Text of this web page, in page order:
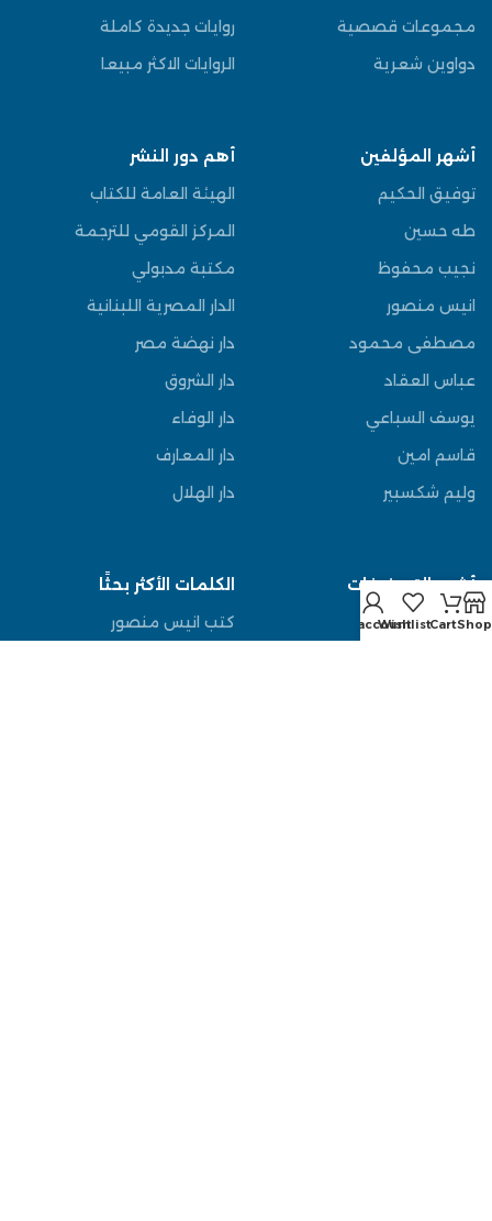
مجموعات قصصية
دواوين شعرية
روايات جديدة كاملة
الروايات الاكثر مبيعا
أشهر المؤلفين
توفيق الحكيم
طه حسين
نجيب محفوظ
انيس منصور
مصطفى محمود
عباس العقاد
يوسف السباعي
قاسم امين
وليم شكسبير
أهم دور النشر
الهيئة العامة للكتاب
المركز القومي للترجمة
مكتبة مدبولي
الدار المصرية اللبنانية
دار نهضة مصر
دار الشروق
دار الوفاء
دار المعارف
دار الهلال
أشهر التصنيفات
مجلات
الكلمات الأكثر بحثًا
كتب انيس منصور
Shop
Cart
Wishlist
My account